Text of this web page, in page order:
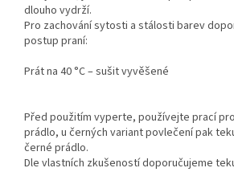
dlouho vydrží.
Pro zachování sytosti a stálosti barev
postup praní:
Prát na 40 °C – sušit vyvěšené
Před použitím vyperte, používejte prací
prádlo, u černých variant povlečení pak
černé prádlo.
Dle vlastních zkušeností doporučujeme